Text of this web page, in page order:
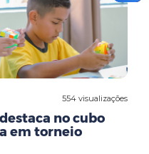
554 visualizações
no cubo
em torneio